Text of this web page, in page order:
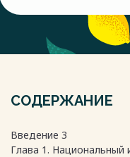
СОДЕРЖАНИЕ
Введение 3
Глава 1. Национальный